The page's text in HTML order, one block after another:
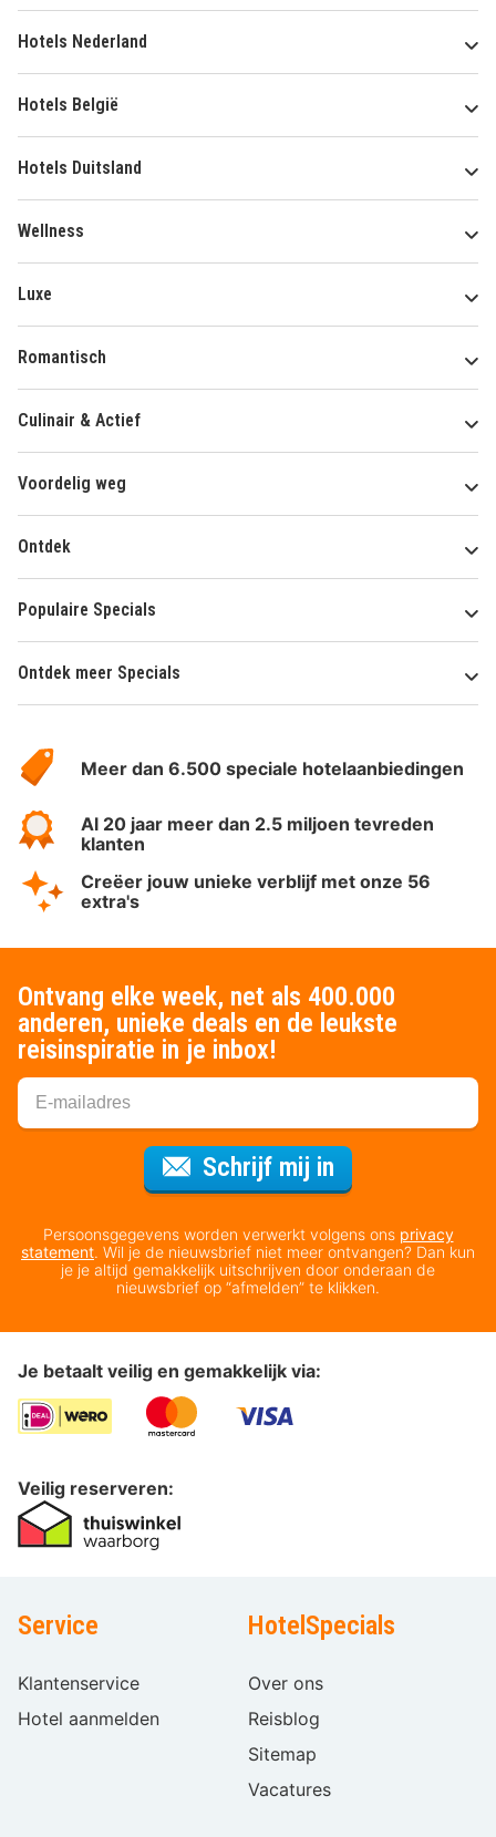
Hotels Nederland
Hotels België
Hotels Duitsland
Wellness
Luxe
Romantisch
Culinair & Actief
Voordelig weg
Ontdek
Populaire Specials
Ontdek meer Specials
HotelSpecials
Meer dan 6.500 speciale hotelaanbiedingen
Al 20 jaar meer dan 2.5 miljoen tevreden
klanten
Creëer jouw unieke verblijf met onze 56
extra's
Ontvang elke week, net als 400.000
anderen, unieke deals en de leukste
reisinspiratie in je inbox!
Schrijf mij in
Persoonsgegevens worden verwerkt volgens ons privacy
statement. Wil je de nieuwsbrief niet meer ontvangen? Dan kun
je je altijd gemakkelijk uitschrijven door onderaan de
nieuwsbrief op “afmelden” te klikken.
Je betaalt veilig en gemakkelijk via:
Veilig reserveren:
Service
Klantenservice
Hotel aanmelden
HotelSpecials
Over ons
Reisblog
Sitemap
Vacatures